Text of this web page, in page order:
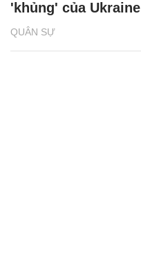
QUÂN SỰ
'khủng' của Ukraine